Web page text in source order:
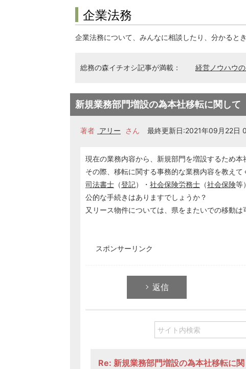
企業法務
企業法務について、みんなに相談したり、分かると
総務の森イチオシ記事が満載： 経営ノウハウ
新規業務部門増設の為本社移転に関して
著者 アリー さん 最終更新日:2021年09月22日
現在の業務内容から、新規部門を増設するため本
その際、移転に関する事務的な業務内容を教えて
司法書士 （登記）・ 社会保険労務士 （社会保険等
公的な手続きはありますでしょうか？
又リース物件については、県をまたいでの移動は
スポンサーリンク
返信
Re: 新規業務部門増設の為本社移転に関